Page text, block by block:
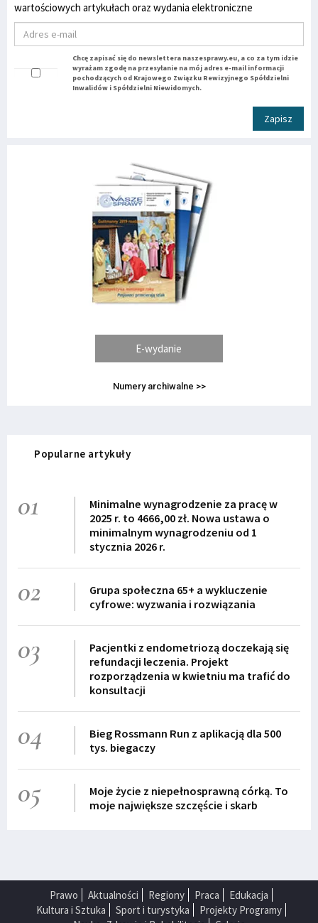
wartościowych artykułach oraz wydania elektroniczne
Chcę zapisać się do newslettera naszesprawy.eu, a co za tym idzie
wyrażam zgodę na przesyłanie na mój adres e-mail informacji
pochodzących od Krajowego Związku Rewizyjnego Spółdzielni
Inwalidów i Spółdzielni Niewidomych.
Zapisz
E-wydanie
Numery archiwalne >>
Popularne artykuły
01
Minimalne wynagrodzenie za pracę w
2025 r. to 4666,00 zł. Nowa ustawa o
minimalnym wynagrodzeniu od 1
stycznia 2026 r.
02
Grupa społeczna 65+ a wykluczenie
cyfrowe: wyzwania i rozwiązania
03
Pacjentki z endometriozą doczekają się
refundacji leczenia. Projekt
rozporządzenia w kwietniu ma trafić do
konsultacji
04
Bieg Rossmann Run z aplikacją dla 500
tys. biegaczy
05
Moje życie z niepełnosprawną córką. To
moje największe szczęście i skarb
Prawo Aktualności Regiony Praca
Edukacja
Kultura i Sztuka
Sport i turystyka
Projekty Programy